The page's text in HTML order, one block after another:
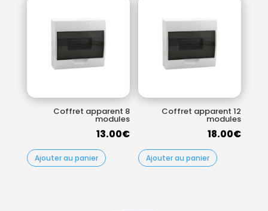
Coffret apparent 8
modules
13.00€
Ajouter au panier
Coffret apparent 12
modules
18.00€
Ajouter au panier